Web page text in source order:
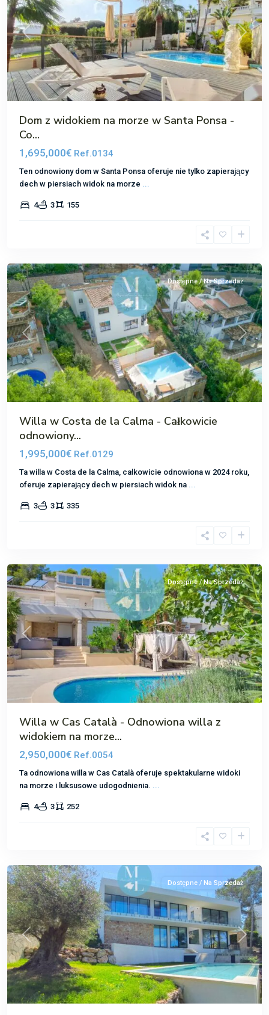
Poprzedni
Dom z widokiem na morze w Santa Ponsa -
Co...
1,695,000€ Ref.0134
Ten odnowiony dom w Santa Ponsa oferuje nie tylko zapierający
dech w piersiach widok na morze ...
4 3 155
Costa
Poprzedni
Dostępne / Na Sprzedaż
Willa w Costa de la Calma - Całkowicie
odnowiony...
1,995,000€ Ref.0129
Ta willa w Costa de la Calma, całkowicie odnowiona w 2024 roku,
oferuje zapierający dech w piersiach widok na ...
3 3 335
Poprzedni
Dostępne / Na Sprzedaż
Willa w Cas Català - Odnowiona willa z
widokiem na morze...
2,950,000€ Ref.0054
Ta odnowiona willa w Cas Català oferuje spektakularne widoki
na morze i luksusowe udogodnienia. ...
4 3 252
Poprzedni
Dostępne / Na Sprzedaż